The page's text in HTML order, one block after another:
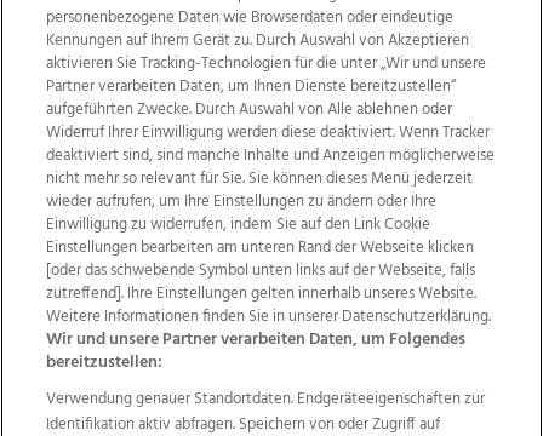
Wir über uns Mediadaten Kontakt
Jobs
Datenschutz
Impressum
AGB Anzeigekunden
AGB Website
Ehrenkodex Politische Werbung
Weitere Angebote des Medienhauses Wimmer
personenbezogene Daten wie Browserdaten oder eindeutige
Kennungen auf Ihrem Gerät zu. Durch Auswahl von Akzeptieren
aktivieren Sie Tracking-Technologien für die unter „Wir und unsere
Partner verarbeiten Daten, um Ihnen Dienste bereitzustellen“
aufgeführten Zwecke. Durch Auswahl von Alle ablehnen oder
Widerruf Ihrer Einwilligung werden diese deaktiviert. Wenn Tracker
deaktiviert sind, sind manche Inhalte und Anzeigen möglicherweise
nicht mehr so relevant für Sie. Sie können dieses Menü jederzeit
wieder aufrufen, um Ihre Einstellungen zu ändern oder Ihre
Einwilligung zu widerrufen, indem Sie auf den Link Cookie
Einstellungen bearbeiten am unteren Rand der Webseite klicken
[oder das schwebende Symbol unten links auf der Webseite, falls
zutreffend]. Ihre Einstellungen gelten innerhalb unseres Website.
Weitere Informationen finden Sie in unserer Datenschutzerklärung.
Wir und unsere Partner verarbeiten Daten, um Folgendes
bereitzustellen:
Verwendung genauer Standortdaten. Endgeräteeigenschaften zur
Identifikation aktiv abfragen. Speichern von oder Zugriff auf